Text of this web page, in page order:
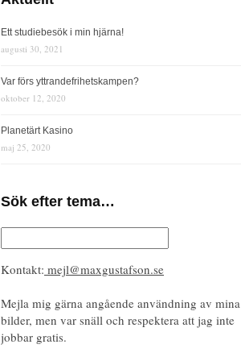
Ett studiebesök i min hjärna!
augusti 30, 2021
Var förs yttrandefrihetskampen?
oktober 12, 2020
Planetärt Kasino
maj 25, 2020
Sök efter tema…
Kontakt: mejl@maxgustafson.se
Mejla mig gärna angående användning av mina
bilder, men var snäll och respektera att jag inte
jobbar gratis.